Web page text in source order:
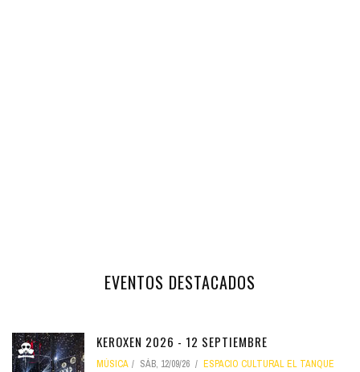
EVENTOS DESTACADOS
KEROXEN 2026 - 12 SEPTIEMBRE
MÚSICA SÁB, 12/09/26 ESPACIO CULTURAL EL TANQUE